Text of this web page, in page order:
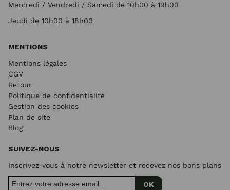
Mercredi / Vendredi / Samedi de 10h00 à 19h00
Jeudi de 10h00 à 18h00
MENTIONS
Mentions légales
CGV
Retour
Politique de confidentialité
Gestion des cookies
Plan de site
Blog
SUIVEZ-NOUS
Inscrivez-vous à notre newsletter et recevez nos bons plans
OK